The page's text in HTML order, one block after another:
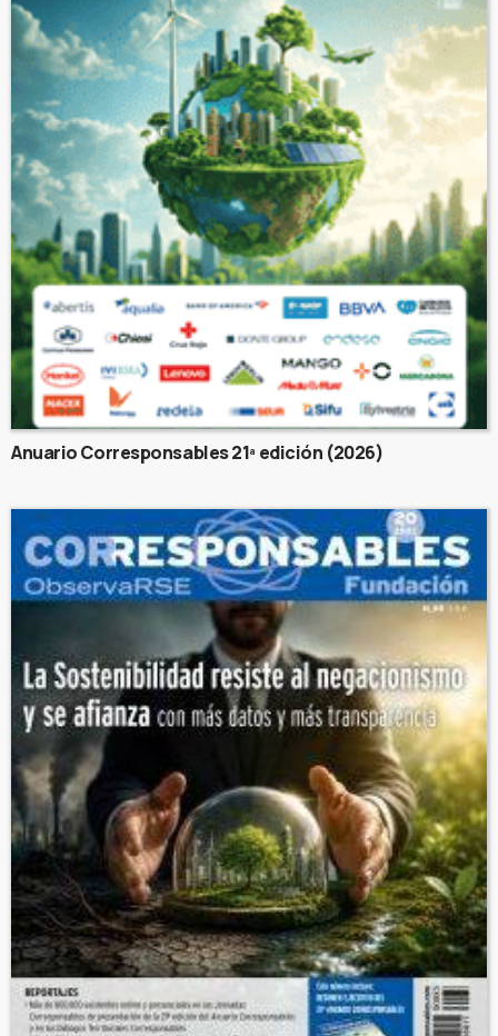
Anuario Corresponsables 21ª edición (2026)